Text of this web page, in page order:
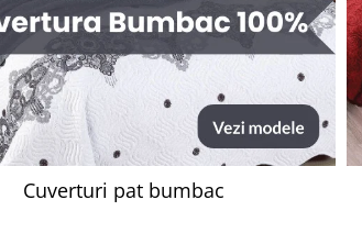
Cuverturi pat bumbac